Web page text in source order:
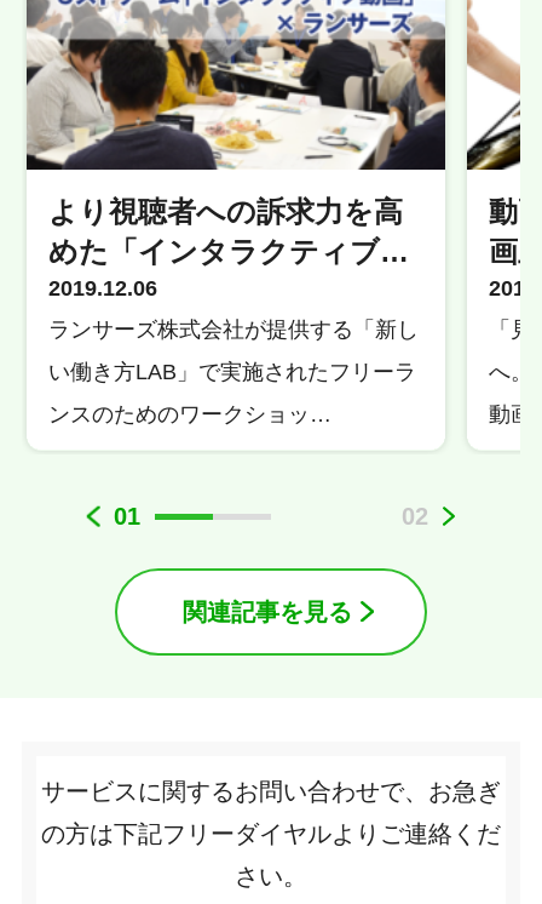
より視聴者への訴求力を高
めた「インタラクティブ…
2019.12.06
ランサーズ株式会社が提供する「新し
い働き方LAB」で実施されたフリーラ
ンスのためのワークショッ…
動
画
「
へ。
動画
01 02
関連記事を見る
サービスに関するお問い合わせで、お急ぎ
の方は下記フリーダイヤルよりご連絡くだ
さい。